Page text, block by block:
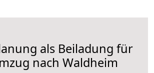
als Beiladung für
nach Waldheim